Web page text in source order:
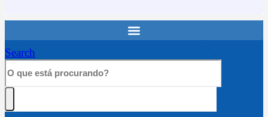
Search